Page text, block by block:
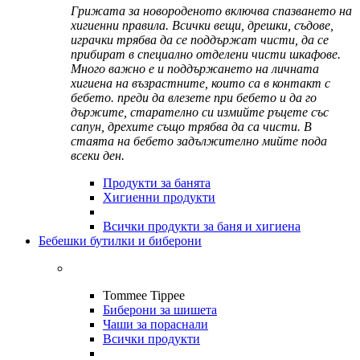
Грижата за новороденото включва спазването на
хигиенни правила. Всички вещи, дрешки, съдове,
играчки трябва да се поддържат чисти, да се
прибират в специално отделени чисти шкафове.
Много важно е и поддържането на личната
хигиена на възрастните, които са в контакт с
бебето. преди да влезете при бебето и да го
държите, старателно си измийте ръцете със
сапун, дрехите също трябва да са чисти. В
стаята на бебето задължително мийте пода
всеки ден.
Продукти за банята
Хигиенни продукти
Всички продукти за баня и хигиена
Бебешки бутилки и биберони
Tommee Tippee
Биберони за шишета
Чаши за пораснали
Всички продукти